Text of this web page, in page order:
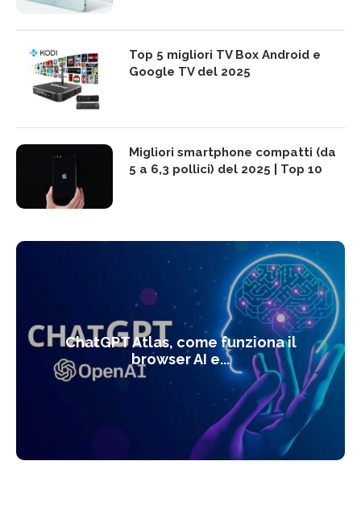
Top 5 migliori TV Box Android e
Google TV del 2025
Migliori smartphone compatti (da
5 a 6,3 pollici) del 2025 | Top 10
ChatGPT Atlas, come funziona il
browser AI e...